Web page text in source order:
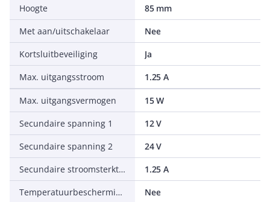
Hoogte
85 mm
Met aan/uitschakelaar
Nee
Kortsluitbeveiliging
Ja
Max. uitgangsstroom
1.25 A
Max. uitgangsvermogen
15 W
Secundaire spanning 1
12 V
Secundaire spanning 2
24 V
Secundaire stroomsterkte 1
1.25 A
Temperatuurbescherming
Nee